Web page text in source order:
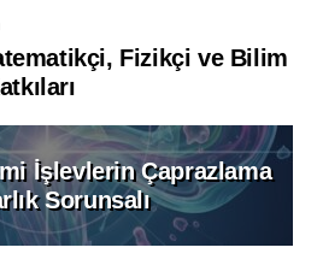
Fizikçi ve Bilim
İşlevlerin Çaprazlama
Sorunsalı